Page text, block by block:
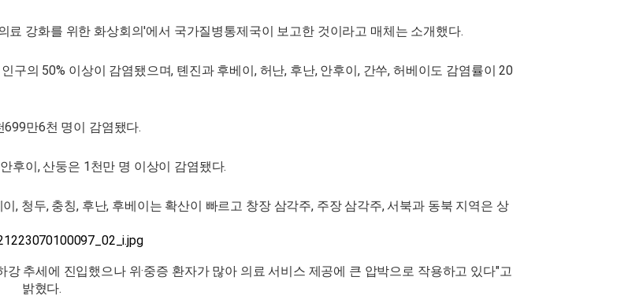
강화를 위한 화상회의'에서 국가질병통제국이 보고한 것이라고 매체는 소개했다.
의 50% 이상이 감염됐으며, 톈진과 후베이, 허난, 후난, 안후이, 간쑤, 허베이도 감염률이 20
만6천 명이 감염됐다.
후이, 산둥은 1천만 명 이상이 감염됐다.
, 청두, 충칭, 후난, 후베이는 확산이 빠르고 창장 삼각주, 주장 삼각주, 서북과 동북 지역은 상
추세에 진입했으나 위·중증 환자가 많아 의료 서비스 제공에 큰 압박으로 작용하고 있다"고
밝혔다.